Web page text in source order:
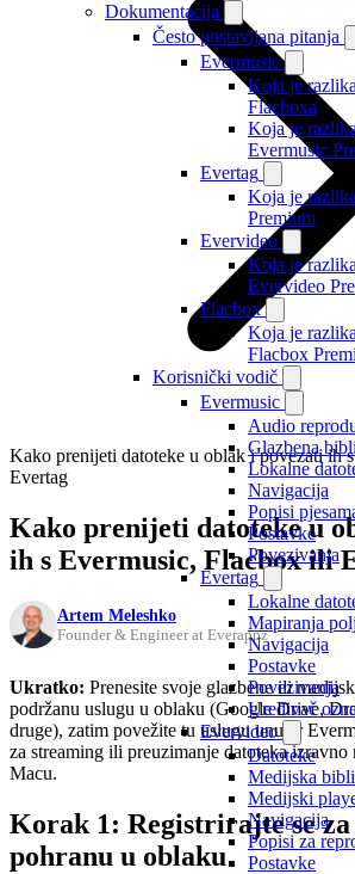
Dokumentacija
Često postavljana pitanja
Evermusic
Koja je
Flacboxa
Koja je
Evermusic
Evertag
Koja je
Premium
Evervideo
Koja je
Evervideo
Flacbox
Koja je
Flacbox
Korisnički vodič
Evermusic
Audio
Glazbena
Lokalne
Navigacija
Popisi
Postavke
Povezivanja
Evertag
Lokalne
Mapiranja
Navigacija
Postavke
Povezivanja
Uređivač
Evervideo
Datoteke
Medijska
Medijski
Navigacija
Popisi za
Postavke
Kako prenijeti datoteke u oblak i povezati ih
Evertag
Kako prenijeti datoteke u
ih s Evermusic, Flacbox ili
Artem Meleshko
Founder & Engineer at Everappz
Ukratko: Prenesite svoje glazbene ili
podržanu uslugu u oblaku (Google Drive,
druge), zatim povežite tu uslugu unutar
za streaming ili preuzimanje datoteka
Macu.
Korak 1: Registrirajte se za
pohranu u oblaku